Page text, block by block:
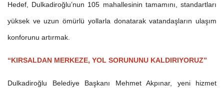
Hedef, Dulkadiroğlu’nun 105 mahallesinin tamamını, standartları
yüksek ve uzun ömürlü yollarla donatarak vatandaşların ulaşım
konforunu artırmak.
“KIRSALDAN MERKEZE, YOL SORUNUNU KALDIRIYORUZ”
Dulkadiroğlu Belediye Başkanı Mehmet Akpınar, yeni hizmet